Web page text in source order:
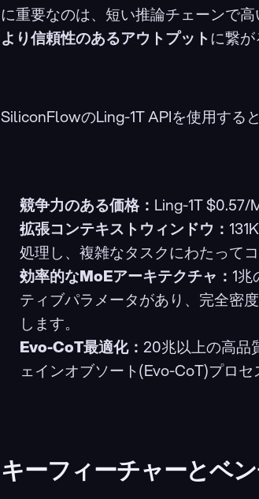
に重要なのは、短い推論チェーンで
より信頼性のあるアウトプットに繋が
SiliconFlowのLing-1T APIを使用する
競争力のある価格： Ling-1T $0.57/
拡張コンテキストウィンドウ：
処理し、複雑なタスクにわたって
効率的なMoEアーキテクチャ： 1
ティブパラメータがあり、完全密
します。
Evo-CoT最適化： 20兆以上の高品
ェインオブソート(Evo-CoT)プロセ
キーフィーチャーとベ